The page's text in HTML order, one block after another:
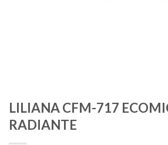
LILIANA CFM-717
RADIANTE